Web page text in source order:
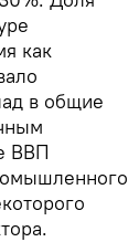
как
в общие
ВВП